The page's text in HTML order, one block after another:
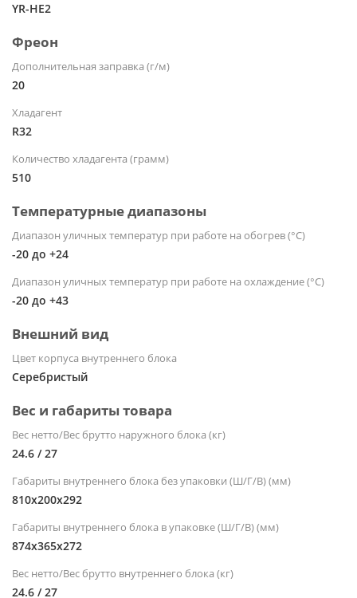
YR-HE2
Фреон
Дополнительная заправка (г/м)
20
Хладагент
R32
Количество хладагента (грамм)
510
Температурные диапазоны
Диапазон уличных температур при работе на обогрев (°С)
-20 до +24
Диапазон уличных температур при работе на охлаждение (°С)
-20 до +43
Внешний вид
Цвет корпуса внутреннего блока
Серебристый
Вес и габариты товара
Вес нетто/Вес брутто наружного блока (кг)
24.6 / 27
Габариты внутреннего блока без упаковки (Ш/Г/В) (мм)
810х200х292
Габариты внутреннего блока в упаковке (Ш/Г/В) (мм)
874х365х272
Вес нетто/Вес брутто внутреннего блока (кг)
24.6 / 27